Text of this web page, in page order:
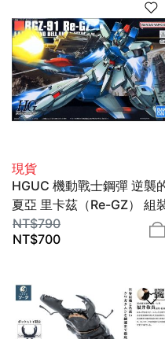
現貨
HGUC 機動戰士鋼彈 逆襲
夏亞 里卡茲（Re-GZ） 組
模型 1/144 BANDAI
SPIRITS
NT$790
NT$700